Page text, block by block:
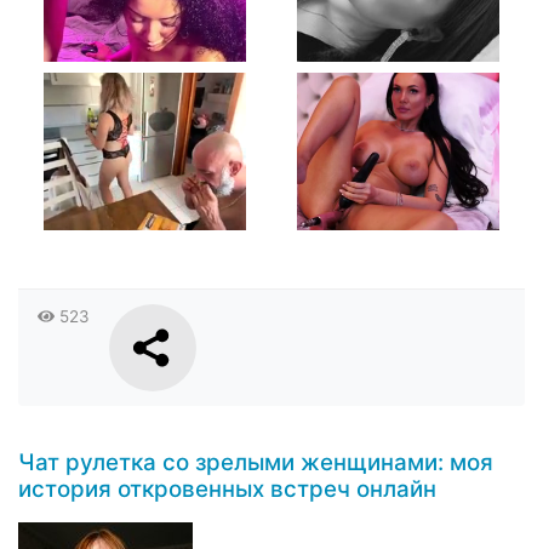
523
Чат рулетка со зрелыми женщинами: моя
история откровенных встреч онлайн